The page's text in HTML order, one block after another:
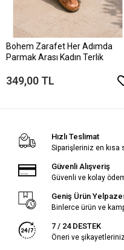
Bohem Zarafet Her Adımda
Parmak Arası Kadın Terlik
349,00 TL
Hızlı Teslimat
Siparişleriniz en kısa
Güvenli Alışveriş
Güvenli ve kolay
Geniş Ürün
Binlerce ürün ve
7 / 24 DESTEK
Öneri ve